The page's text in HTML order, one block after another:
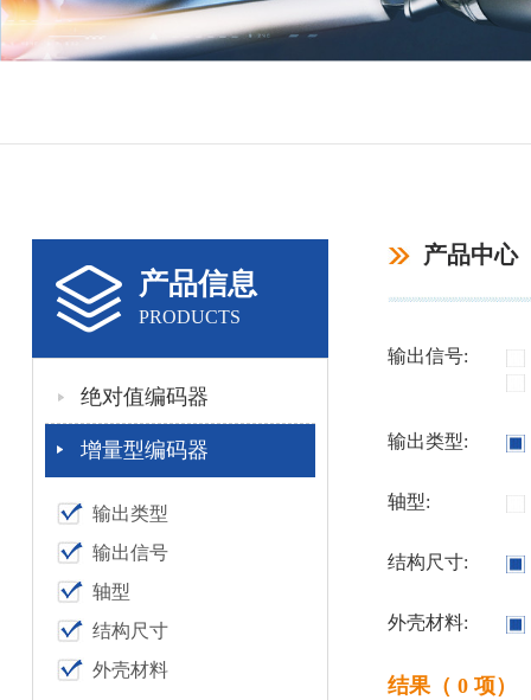
产品信息
PRODUCTS
绝对值编码器
增量型编码器
输出类型
输出信号
轴型
结构尺寸
外壳材料
产品中心
输出信号:
输出类型:
轴型:
结构尺寸:
外壳材料:
结果（ 0 项）